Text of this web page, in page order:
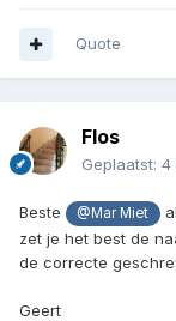
Quote
Flos
Geplaatst: 4
Beste @Mar Miet
zet je het best de
de correcte
Geert